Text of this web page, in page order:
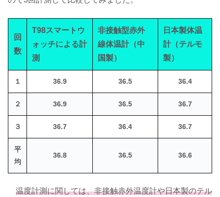
回
数
T98スマートウ
ォッチによる計
測
非接触型赤外
線体温計（中
国製）
日本製体温
計（テルモ
製）
１ 36.9 36.5 36.4
２ 36.9 36.5 36.7
３ 36.7 36.4 36.7
平
均
36.8 36.5 36.6
温度計測に関しては、非接触赤外温度計や日本製のテル